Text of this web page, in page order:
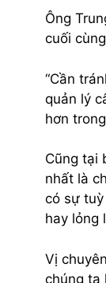
Ông
cuối
“Cần
quản lý
hơn
Cũng tại
nhất là
có sự
hay lỏng
Vị
chúng ta